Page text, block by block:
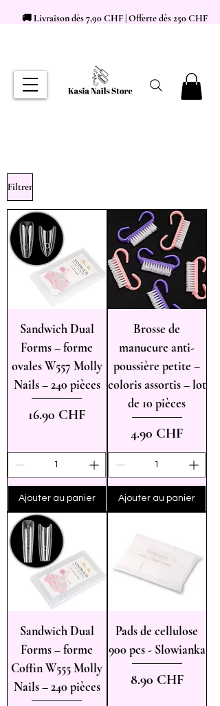
🚚 Livraison dès 7,90 CHF | Offerte dès 250 CHF
Filtrer
Sandwich Dual
Forms – forme
ovales W557 Molly
Nails – 240 pièces
Prix
16.90 CHF
Ajouter au panier
Brosse de
manucure anti-
poussière petite –
coloris assortis – lot
de 10 pièces
Prix
4.90 CHF
Ajouter au panier
Sandwich Dual
Forms – forme
Coffin W555 Molly
Nails – 240 pièces
Pads de cellulose
900 pcs - Slowianka
Prix
8.90 CHF